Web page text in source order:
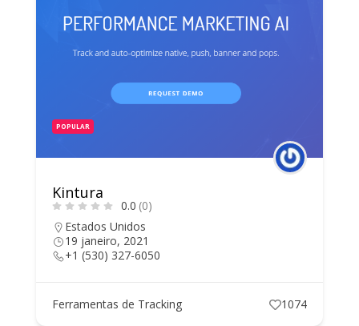
POPULAR
Kintura
0.0 (0)
Estados Unidos
19 janeiro, 2021
+1 (530) 327-6050
Ferramentas de Tracking 1074